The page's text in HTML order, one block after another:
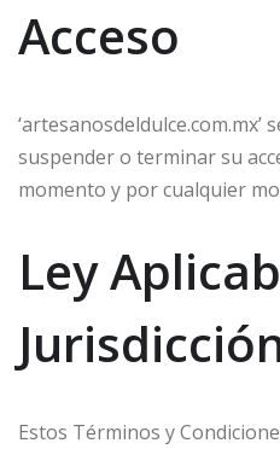
Acceso
‘artesanosdeldulce.com.mx’
suspender o terminar su
momento y por cualquier
Ley
Estos Términos y